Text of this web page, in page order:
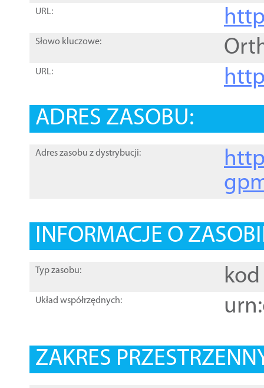
URL:
Słowo kluczowe:
URL:
ADRES ZASOBU:
Adres zasobu z dystrybucji:
INFORMACJE O
Typ zasobu: kod
Układ współrzędnych:
ZAKRES